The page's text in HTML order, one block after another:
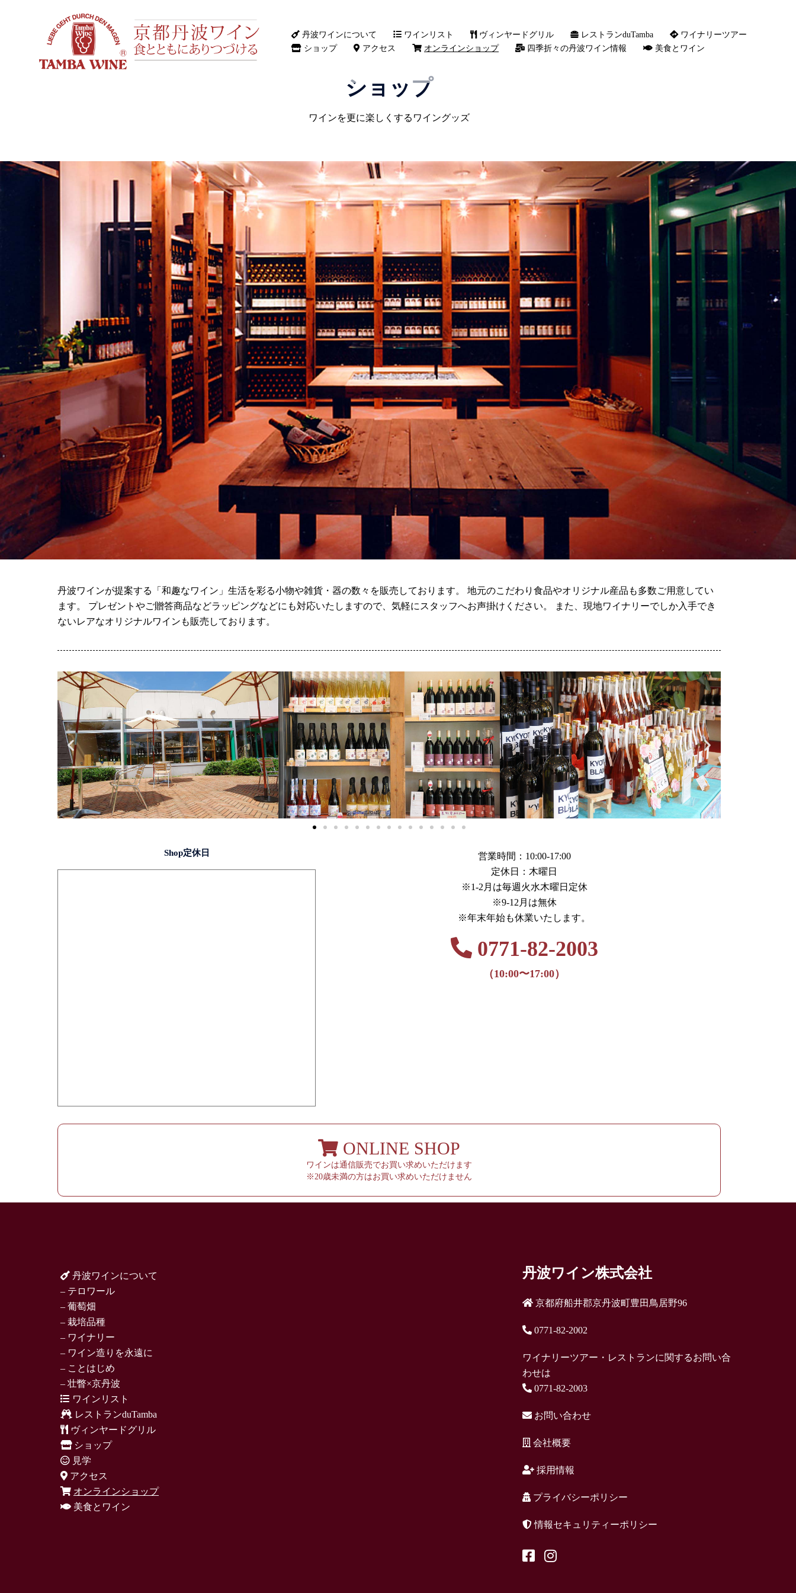
丹波ワインについて ワインリスト ヴィンヤードグリル レストランduTamba
ワイナリーツアー
ショップ
アクセス オンラインショップ 四季折々の丹波ワイン情報 美食とワイン
ショップ
ワインを更に楽しくするワイングッズ
丹波ワインが提案する「和趣なワイン」生活を彩る小物や雑貨・器の数々を販売しております。 地元のこだわり食品やオリジナル産品も多数ご用意してい
ます。 プレゼントやご贈答商品などラッピングなどにも対応いたしますので、気軽にスタッフへお声掛けください。 また、現地ワイナリーでしか入手でき
ないレアなオリジナルワインも販売しております。
Shop定休日
営業時間：10:00-17:00
定休日：木曜日
※1-2月は毎週火水木曜日定休
※9-12月は無休
※年末年始も休業いたします。
0771-82-2003
（10:00〜17:00）
ONLINE SHOP
ワインは通信販売でお買い求めいただけます
※20歳未満の方はお買い求めいただけません
丹波ワインについて
– テロワール
– 葡萄畑
– 栽培品種
– ワイナリー
– ワイン造りを永遠に
– ことはじめ
– 壮瞥×京丹波
ワインリスト
レストランduTamba
ヴィンヤードグリル
ショップ
見学
アクセス
オンラインショップ
美食とワイン
丹波ワイン株式会社
京都府船井郡京丹波町豊田鳥居野96
0771-82-2002
ワイナリーツアー・レストランに関するお問い合
わせは
0771-82-2003
お問い合わせ
会社概要
採用情報
プライバシーポリシー
情報セキュリティーポリシー